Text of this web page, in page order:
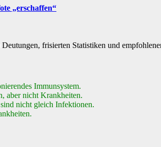
„erschaffen“
frisierten Statistiken und
Immunsystem.
aber nicht Krankheiten.
nicht gleich Infektionen.